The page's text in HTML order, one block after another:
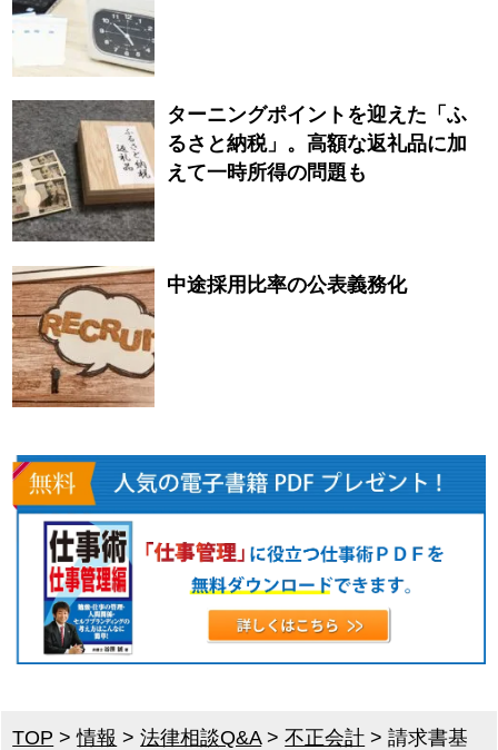
ターニングポイントを迎えた「ふ
るさと納税」。高額な返礼品に加
えて一時所得の問題も
中途採用比率の公表義務化
TOP >情報 >法律相談Q&A>不正会計 >請求書基